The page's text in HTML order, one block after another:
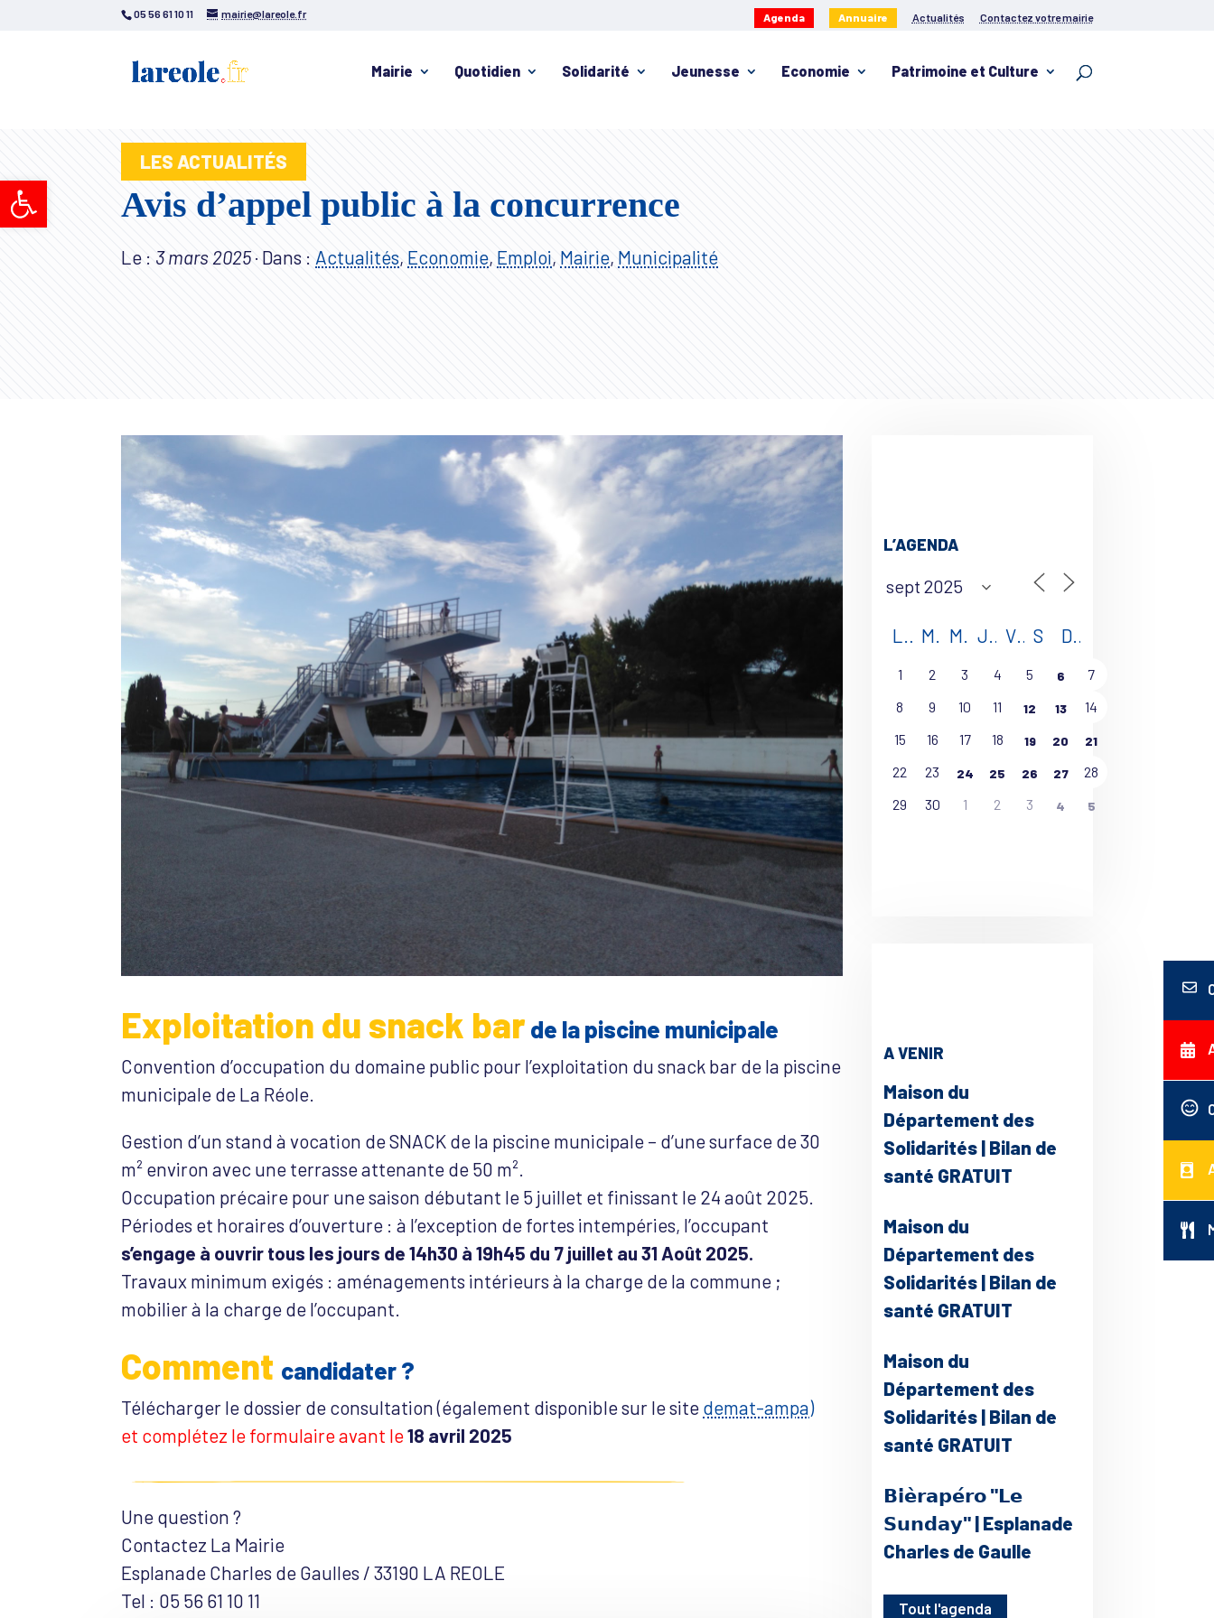
Ouvrir la barre d’outils
05 56 61 10 11 mairie@lareole.fr Agenda Annuaire Actualités Contactez votre mairie
Mairie Quotidien Solidarité Jeunesse Economie Patrimoine et Culture
LES ACTUALITÉS
Avis d’appel public à la concurrence
Le : 3 mars 2025 · Dans : Actualités, Economie, Emploi, Mairie, Municipalité
Exploitation du snack barde la piscine municipale
Convention d’occupation du domaine public pour l’exploitation du snack bar de la piscine
municipale de La Réole.
Gestion d’un stand à vocation de SNACK de la piscine municipale – d’une surface de 30
m² environ avec une terrasse attenante de 50 m².
Occupation précaire pour une saison débutant le 5 juillet et finissant le 24 août 2025.
Périodes et horaires d’ouverture : à l’exception de fortes intempéries, l’occupant
s’engage à ouvrir tous les jours de 14h30 à 19h45 du 7 juillet au 31 Août 2025.
Travaux minimum exigés : aménagements intérieurs à la charge de la commune ;
mobilier à la charge de l’occupant.
Comment candidater ?
Télécharger le dossier de consultation (également disponible sur le site demat-ampa)
et complétez le formulaire avant le18 avril 2025
Une question ?
Contactez La Mairie
Esplanade Charles de Gaulles / 33190 LA REOLE
Tel : 05 56 61 10 11
L’AGENDA
M V S D
1 2 3 4 5 6
7
8
9 10 11 12 13
14
15
16 17 18 19 20 21
22 23 24 25 26 27
28
29
30 1 2 3 4 5
A VENIR
Maison du
Département des
Solidarités | Bilan de
santé GRATUIT
Maison du
Département des
Solidarités | Bilan de
santé GRATUIT
Maison du
Département des
Solidarités | Bilan de
santé GRATUIT
𝗕𝗶𝗲̀𝗿𝗮𝗽𝗲́𝗿𝗼 "𝗟𝗲
𝗦𝘂𝗻𝗱𝗮𝘆" | Esplanade
Charles de Gaulle
Tout l'agenda